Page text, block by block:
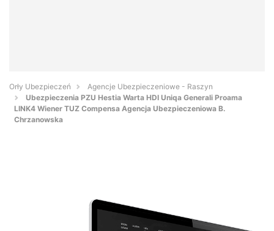
Orły Ubezpieczeń
Agencje Ubezpieczeniowe - Raszyn
Ubezpieczenia PZU Hestia Warta HDI Uniqa Generali Proama
LINK4 Wiener TUZ Compensa Agencja Ubezpieczeniowa B.
Chrzanowska